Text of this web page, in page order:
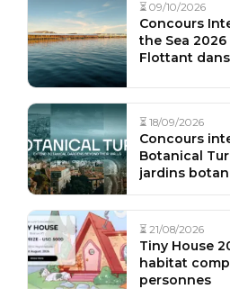
⏳ 09/10/2026
Concours
the Sea
Flottant
⏳ 18/09/2026
Concours
Botanical
jardins
⏳ 21/08/2026
Tiny House
habitat
personnes